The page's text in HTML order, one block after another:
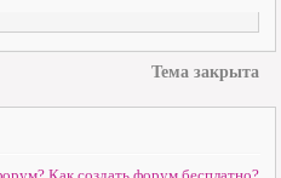
Тема закрыта